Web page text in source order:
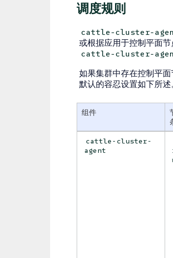
调度规则
cattle-cluster-
或根据应用于控制平面
cattle-cluster-
如果集群中存在控制平
默认的容忍设置如下所述
组件
cattle-cluster-
agent